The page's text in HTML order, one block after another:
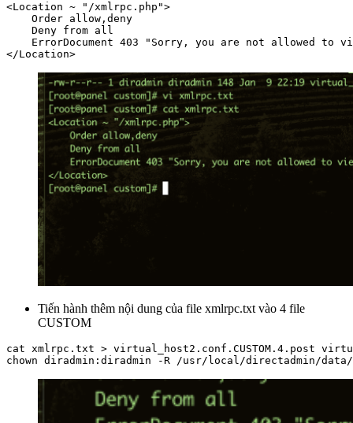
<Location ~ "/xmlrpc.php">
    Order allow,deny
    Deny from all
ErrorDocument 403 "Sorry, you are not allowed to
</Location>
Tiến hành thêm nội dung của file xmlrpc.txt vào 4 file
CUSTOM
cat xmlrpc.txt > virtual_host2.conf.CUSTOM.4.post
chown diradmin:diradmin -R /usr/local/directadmin/data/